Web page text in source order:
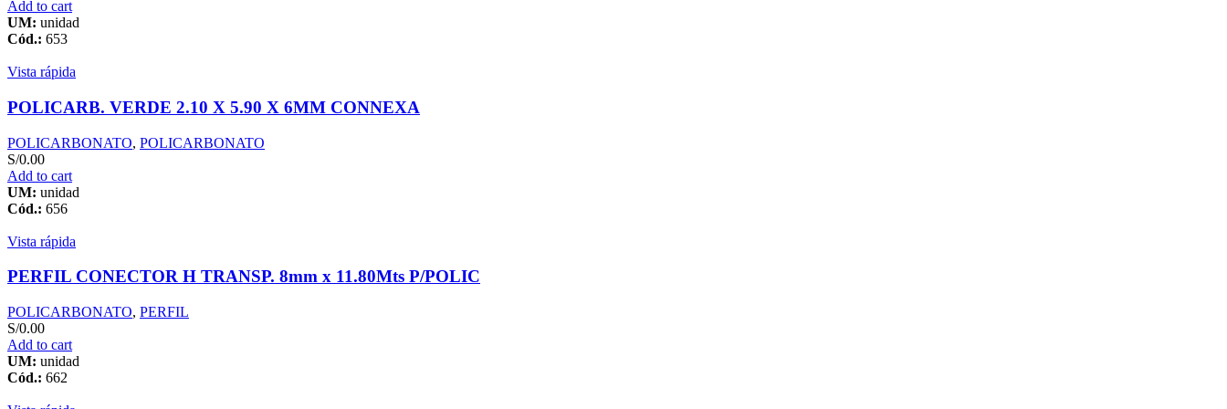
Add to cart
UM: unidad
Cód.: 653
Vista rápida
POLICARB. VERDE 2.10 X 5.90 X 6MM CONNEXA
POLICARBONATO, POLICARBONATO
S/0.00
Add to cart
UM: unidad
Cód.: 656
Vista rápida
PERFIL CONECTOR H TRANSP. 8mm x 11.80Mts P/POLIC
POLICARBONATO, PERFIL
S/0.00
Add to cart
UM: unidad
Cód.: 662